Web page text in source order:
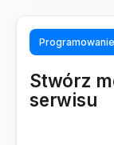
Programowanie
Stwórz
serwisu